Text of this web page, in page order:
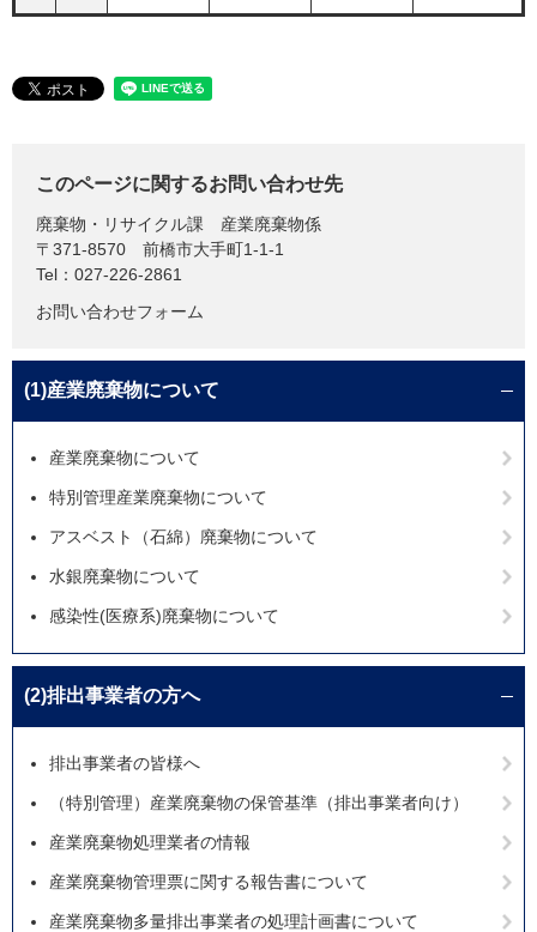
このページに関するお問い合わせ先
廃棄物・リサイクル課
産業廃棄物係
〒371-8570
前橋市大手町1-1-1
Tel：027-226-2861
お問い合わせフォーム
(1)産業廃棄物について
産業廃棄物について
特別管理産業廃棄物について
アスベスト（石綿）廃棄物について
水銀廃棄物について
感染性(医療系)廃棄物について
(2)排出事業者の方へ
排出事業者の皆様へ
（特別管理）産業廃棄物の保管基準（排出事業者向け）
産業廃棄物処理業者の情報
産業廃棄物管理票に関する報告書について
産業廃棄物多量排出事業者の処理計画書について